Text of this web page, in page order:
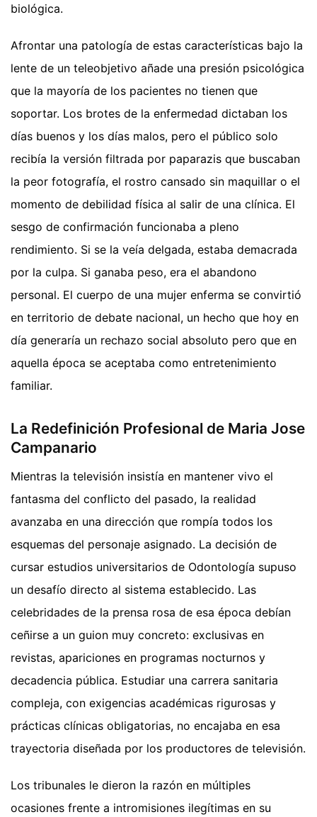
biológica.
Afrontar una patología de estas características bajo la
lente de un teleobjetivo añade una presión psicológica
que la mayoría de los pacientes no tienen que
soportar. Los brotes de la enfermedad dictaban los
días buenos y los días malos, pero el público solo
recibía la versión filtrada por paparazis que buscaban
la peor fotografía, el rostro cansado sin maquillar o el
momento de debilidad física al salir de una clínica. El
sesgo de confirmación funcionaba a pleno
rendimiento. Si se la veía delgada, estaba demacrada
por la culpa. Si ganaba peso, era el abandono
personal. El cuerpo de una mujer enferma se convirtió
en territorio de debate nacional, un hecho que hoy en
día generaría un rechazo social absoluto pero que en
aquella época se aceptaba como entretenimiento
familiar.
La Redefinición Profesional de Maria Jose
Campanario
Mientras la televisión insistía en mantener vivo el
fantasma del conflicto del pasado, la realidad
avanzaba en una dirección que rompía todos los
esquemas del personaje asignado. La decisión de
cursar estudios universitarios de Odontología supuso
un desafío directo al sistema establecido. Las
celebridades de la prensa rosa de esa época debían
ceñirse a un guion muy concreto: exclusivas en
revistas, apariciones en programas nocturnos y
decadencia pública. Estudiar una carrera sanitaria
compleja, con exigencias académicas rigurosas y
prácticas clínicas obligatorias, no encajaba en esa
trayectoria diseñada por los productores de televisión.
Los tribunales le dieron la razón en múltiples
ocasiones frente a intromisiones ilegítimas en su